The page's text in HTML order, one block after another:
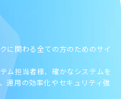
に関わる全ての方のためのサイ
ム担当者様、確かなシステムを
運用の効率化やセキュリティ強